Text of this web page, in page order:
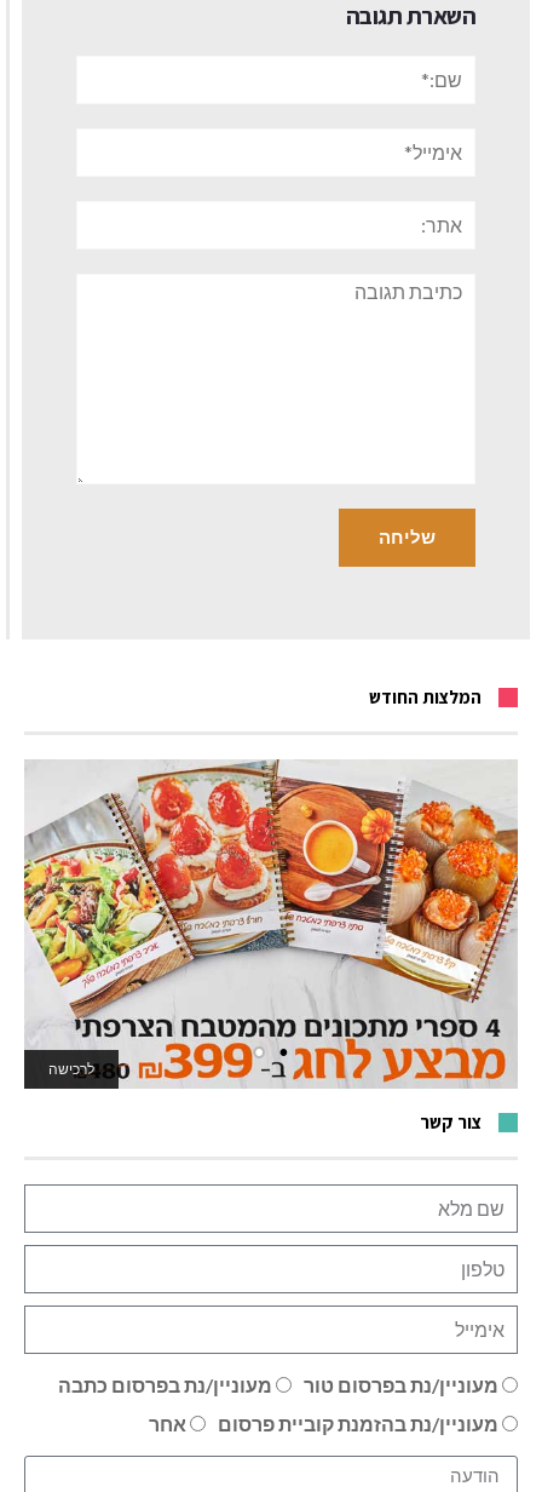
השארת תגובה
תגובה
המלצות החודש
לרכישה
לאתר המשחקים
צור קשר
מעוניין/נת בפרסום טור
מעוניין/נת בפרסום כתבה
מעוניין/נת בהזמנת קוביית פרסום
אחר